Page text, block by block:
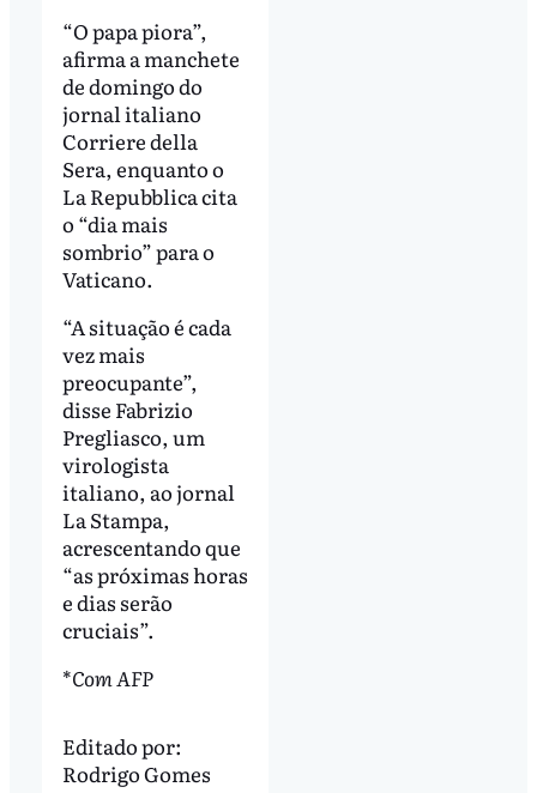
“O papa piora”,
afirma a manchete
de domingo do
jornal italiano
Corriere della
Sera, enquanto o
La Repubblica cita
o “dia mais
sombrio” para o
Vaticano.
“A situação é cada
vez mais
preocupante”,
disse Fabrizio
Pregliasco, um
virologista
italiano, ao jornal
La Stampa,
acrescentando que
“as próximas horas
e dias serão
cruciais”.
*Com AFP
Editado por:
Rodrigo Gomes